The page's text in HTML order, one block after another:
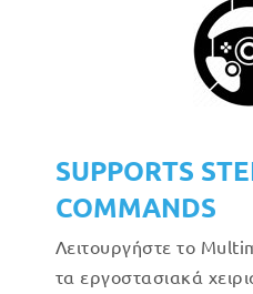
SUPPORTS
COMMANDS
Λειτουργήστε το
τα εργοστασιακά